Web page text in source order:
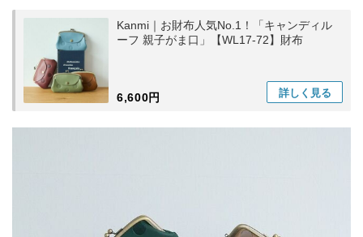
Kanmi｜お財布人気No.1！「キャンディル
ーフ 親子がま口」【WL17-72】財布
6,600円 詳しく 見る